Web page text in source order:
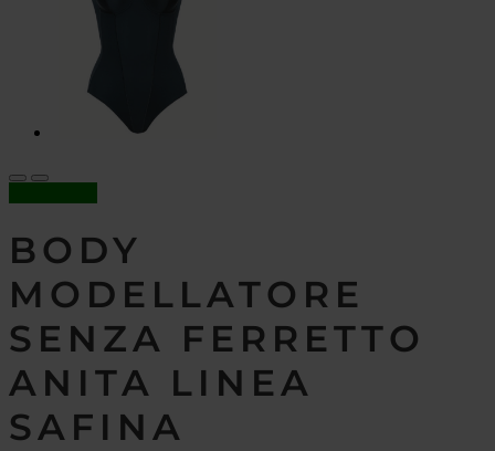
BODY
MODELLATORE
SENZA FERRETTO
ANITA LINEA
SAFINA